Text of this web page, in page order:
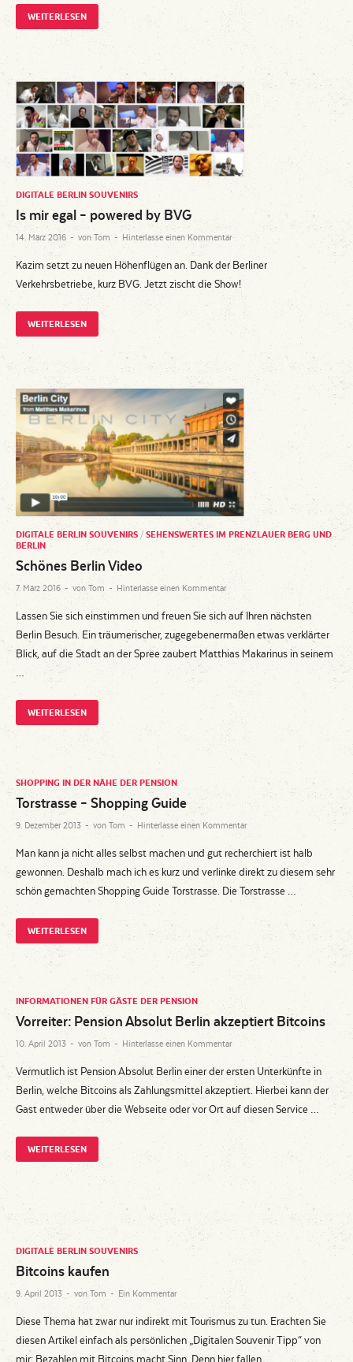
WEITERLESEN
DIGITALE BERLIN SOUVENIRS
Is mir egal – powered by BVG
14. März 2016 - von Tom - Hinterlasse einen Kommentar
Kazim setzt zu neuen Höhenflügen an. Dank der Berliner
Verkehrsbetriebe, kurz BVG. Jetzt zischt die Show!
WEITERLESEN
DIGITALE BERLIN SOUVENIRS / SEHENSWERTES IM PRENZLAUER BERG UND
BERLIN
Schönes Berlin Video
7. März 2016 - von Tom - Hinterlasse einen Kommentar
Lassen Sie sich einstimmen und freuen Sie sich auf Ihren nächsten
Berlin Besuch. Ein träumerischer, zugegebenermaßen etwas verklärter
Blick, auf die Stadt an der Spree zaubert Matthias Makarinus in seinem
WEITERLESEN
SHOPPING IN DER NÄHE DER PENSION
Torstrasse – Shopping Guide
9. Dezember 2013 - von Tom - Hinterlasse einen Kommentar
Man kann ja nicht alles selbst machen und gut recherchiert ist halb
gewonnen. Deshalb mach ich es kurz und verlinke direkt zu diesem sehr
schön gemachten Shopping Guide Torstrasse. Die Torstrasse …
WEITERLESEN
INFORMATIONEN FÜR GÄSTE DER PENSION
Vorreiter: Pension Absolut Berlin akzeptiert Bitcoins
10. April 2013 - von Tom - Hinterlasse einen Kommentar
Vermutlich ist Pension Absolut Berlin einer der ersten Unterkünfte in
Berlin, welche Bitcoins als Zahlungsmittel akzeptiert. Hierbei kann der
Gast entweder über die Webseite oder vor Ort auf diesen Service …
WEITERLESEN
DIGITALE BERLIN SOUVENIRS
Bitcoins kaufen
9. April 2013 - vonTom - Ein Kommentar
Diese Thema hat zwar nur indirekt mit Tourismus zu tun. Erachten Sie
diesen Artikel einfach als persönlichen „Digitalen Souvenir Tipp“ von
mir: Bezahlen mit Bitcoins macht Sinn. Denn hier fallen …